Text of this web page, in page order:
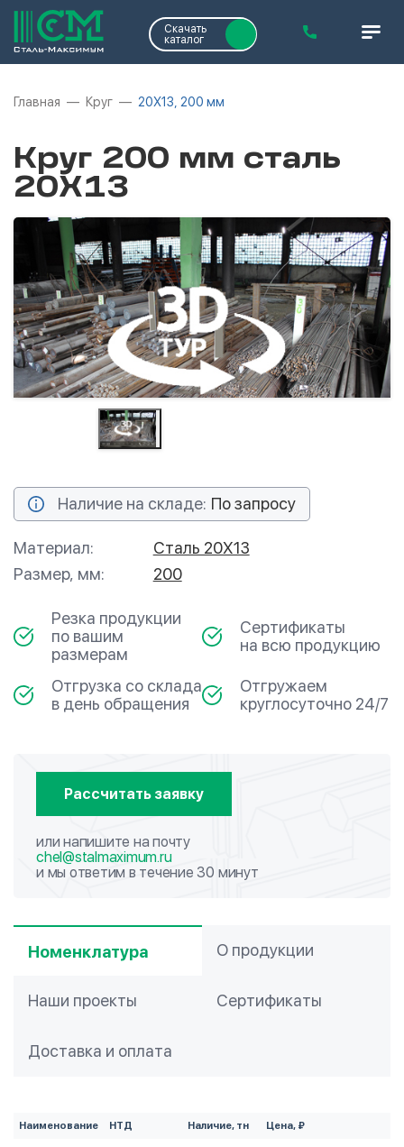
Скачать
каталог
Главная Круг 20Х13, 200 мм
Круг 200 мм сталь
20Х13
Наличие на складе: По запросу
Материал:
Сталь 20Х13
Размер, мм:
200
Резка продукции
по вашим
размерам
Сертификаты
на всю продукцию
Отгрузка со склада
в день обращения
Отгружаем
круглосуточно 24/7
Рассчитать заявку
или напишите на почту
chel@stalmaximum.ru
и мы ответим в течение 30 минут
Номенклатура О продукции
Наши проекты Сертификаты
Доставка и оплата
Наименование НТД Наличие, тн Цена, ₽